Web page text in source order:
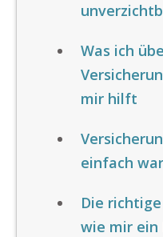
Was ich
mir hilft
einfach
Die
wie mir ein